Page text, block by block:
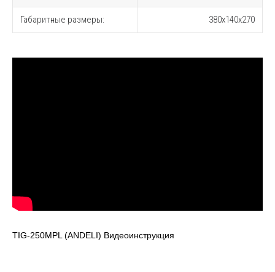
Габаритные размеры: 380x140x270
TIG-250MPL (ANDELI) Видеоинструкция